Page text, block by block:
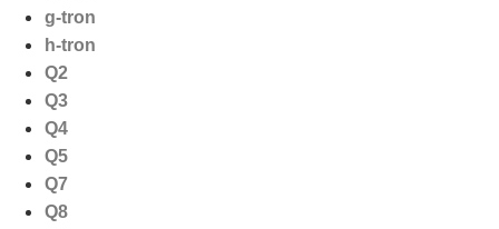
g-tron
h-tron
Q2
Q3
Q4
Q5
Q7
Q8